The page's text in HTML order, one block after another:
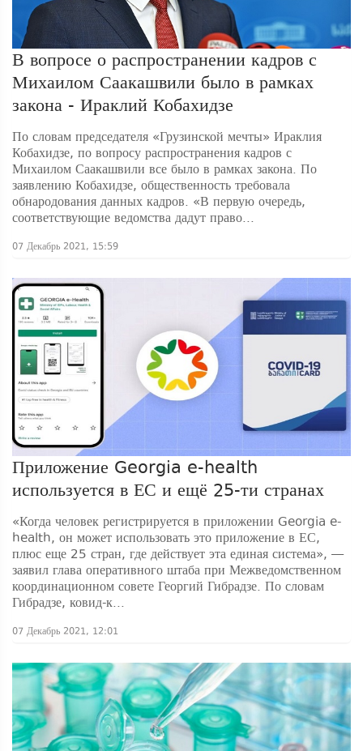
В вопросе о распространении кадров с
Михаилом Саакашвили было в рамках
закона - Ираклий Кобахидзе
По словам председателя «Грузинской мечты» Ираклия
Кобахидзе, по вопросу распространения кадров с
Михаилом Саакашвили все было в рамках закона. По
заявлению Кобахидзе, общественность требовала
обнародования данных кадров. «В первую очередь,
соответствующие ведомства дадут право...
07 Декабрь 2021, 15:59
Приложение Georgia e-health
используется в ЕС и ещё 25-ти странах
«Когда человек регистрируется в приложении Georgia e-
health, он может использовать это приложение в ЕС,
плюс еще 25 стран, где действует эта единая система», —
заявил глава оперативного штаба при Межведомственном
координационном совете Георгий Гибрадзе. По словам
Гибрадзе, ковид-к...
07 Декабрь 2021, 12:01